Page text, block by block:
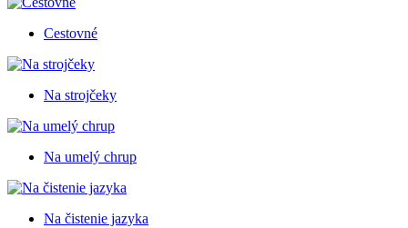
Cestovné
Na strojčeky
Na umelý chrup
Na čistenie jazyka